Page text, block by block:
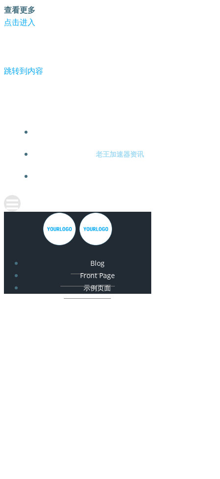
查看更多
点击进入
跳转到内容
老王加速器资讯
Blog
Front Page
示例页面